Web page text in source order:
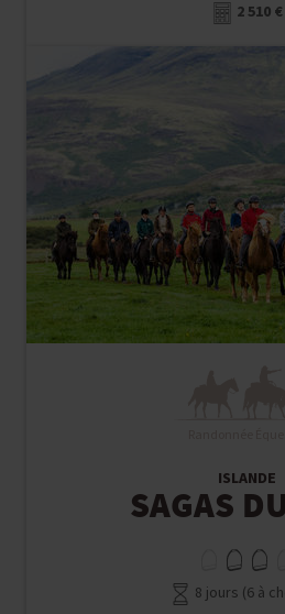
2 510 €
ISLANDE
SAGAS
8 jours (6 à